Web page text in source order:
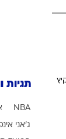
ספורט אמריקאי
עבר בקיץ
תגיות
NBA
ג'אני